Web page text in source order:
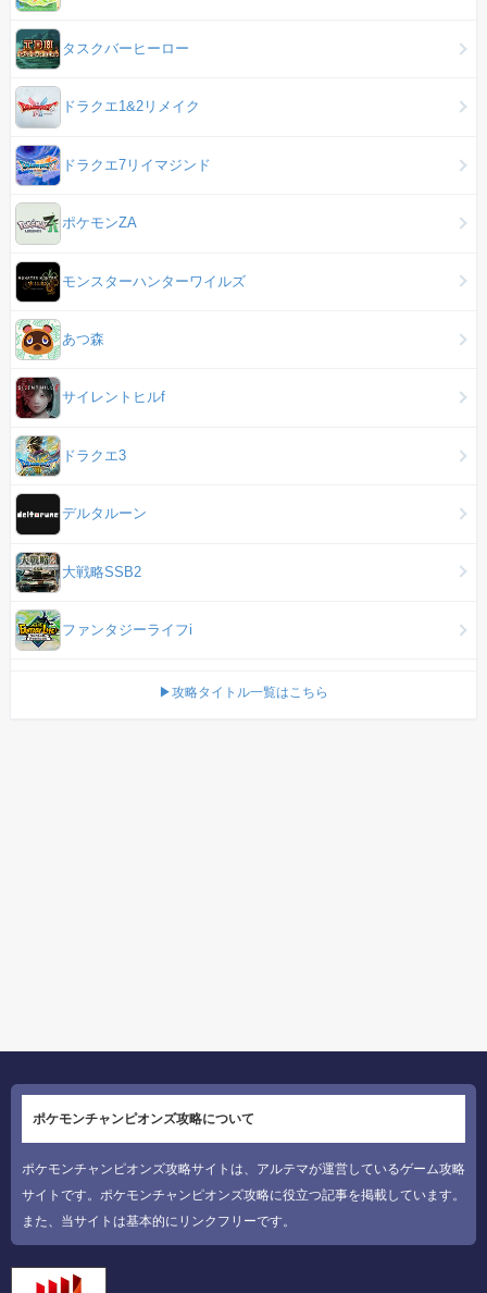
タスクバーヒーロー
ドラクエ1&2リメイク
ドラクエ7リイマジンド
ポケモンZA
モンスターハンターワイルズ
あつ森
サイレントヒルf
ドラクエ3
デルタルーン
大戦略SSB2
ファンタジーライフi
▶攻略タイトル一覧はこちら
ポケモンチャンピオンズ攻略について
ポケモンチャンピオンズ攻略サイトは、アルテマが運営しているゲーム攻略
サイトです。ポケモンチャンピオンズ攻略に役立つ記事を掲載しています。
また、当サイトは基本的にリンクフリーです。